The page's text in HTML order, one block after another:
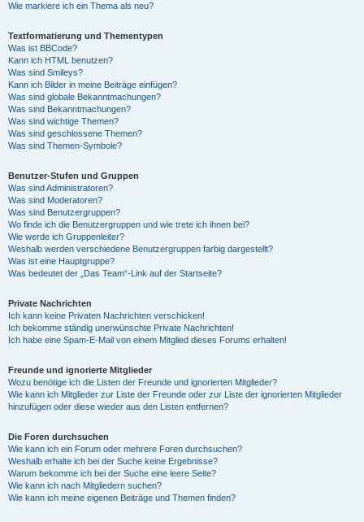
Wie markiere ich ein Thema als neu?
Textformatierung und Thementypen
Was ist BBCode?
Kann ich HTML benutzen?
Was sind Smileys?
Kann ich Bilder in meine Beiträge einfügen?
Was sind globale Bekanntmachungen?
Was sind Bekanntmachungen?
Was sind wichtige Themen?
Was sind geschlossene Themen?
Was sind Themen-Symbole?
Benutzer-Stufen und Gruppen
Was sind Administratoren?
Was sind Moderatoren?
Was sind Benutzergruppen?
Wo finde ich die Benutzergruppen und wie trete ich ihnen bei?
Wie werde ich Gruppenleiter?
Weshalb werden verschiedene Benutzergruppen farbig dargestellt?
Was ist eine Hauptgruppe?
Was bedeutet der „Das Team“-Link auf der Startseite?
Private Nachrichten
Ich kann keine Privaten Nachrichten verschicken!
Ich bekomme ständig unerwünschte Private Nachrichten!
Ich habe eine Spam-E-Mail von einem Mitglied dieses Forums erhalten!
Freunde und ignorierte Mitglieder
Wozu benötige ich die Listen der Freunde und ignorierten Mitglieder?
Wie kann ich Mitglieder zur Liste der Freunde oder zur Liste der ignorierten Mitglieder
hinzufügen oder diese wieder aus den Listen entfernen?
Die Foren durchsuchen
Wie kann ich ein Forum oder mehrere Foren durchsuchen?
Weshalb erhalte ich bei der Suche keine Ergebnisse?
Warum bekomme ich bei der Suche eine leere Seite?
Wie kann ich nach Mitgliedern suchen?
Wie kann ich meine eigenen Beiträge und Themen finden?